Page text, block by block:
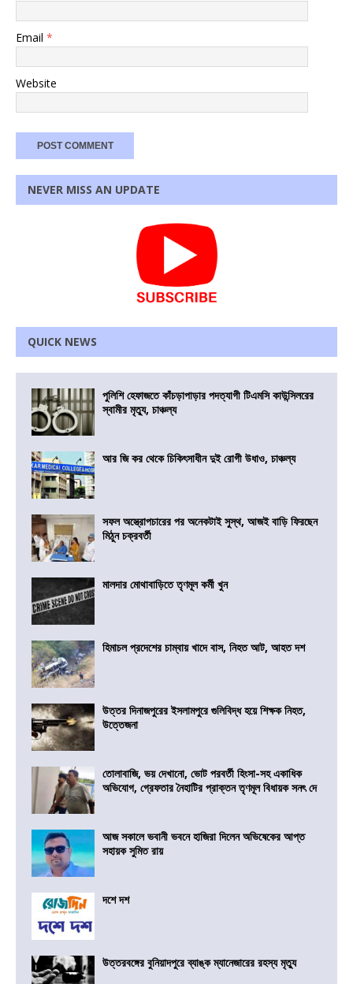
Email *
Website
NEVER MISS AN UPDATE
QUICK NEWS
পুলিশি হেফাজতে কাঁচড়াপাড়ার পদত্যাগী টিএমসি কাউন্সিলরের
স্বামীর মৃত্যু, চাঞ্চল্য
আর জি কর থেকে চিকিৎসাধীন দুই রোগী উধাও, চাঞ্চল্য
সফল অস্ত্রোপচারের পর অনেকটাই সুস্থ, আজই বাড়ি ফিরছেন
মিঠুন চক্রবর্তী
মালদার মোথাবাড়িতে তৃণমূল কর্মী খুন
হিমাচল প্রদেশের চাম্বায় খাদে বাস, নিহত আট, আহত দশ
উত্তর দিনাজপুরের ইসলামপুরে গুলিবিদ্ধ হয়ে শিক্ষক নিহত,
উত্তেজনা
তোলাবাজি, ভয় দেখানো, ভোট পরবর্তী হিংসা-সহ একাধিক
অভিযোগ, গ্রেফতার নৈহাটির প্রাক্তন তৃণমূল বিধায়ক সনৎ দে
আজ সকালে ভবানী ভবনে হাজিরা দিলেন অভিষেকের আপ্ত
সহায়ক সুমিত রায়
দশে দশ
উত্তরবঙ্গের বুনিয়াদপুরে ব্যাঙ্ক ম্যানেজারের রহস্য মৃত্যু